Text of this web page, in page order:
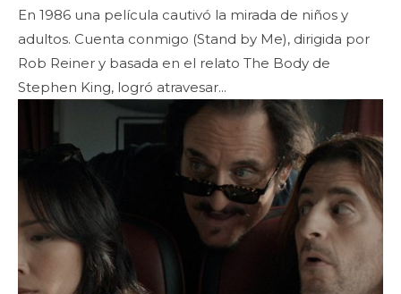
En 1986 una película cautivó la mirada de niños y
adultos. Cuenta conmigo (Stand by Me), dirigida por
Rob Reiner y basada en el relato The Body de
Stephen King, logró atravesar...